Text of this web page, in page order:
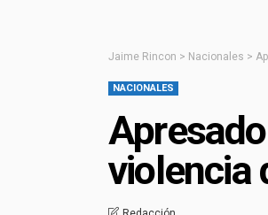
Jaime Rincon > Nacionales >
NACIONALES
violencia